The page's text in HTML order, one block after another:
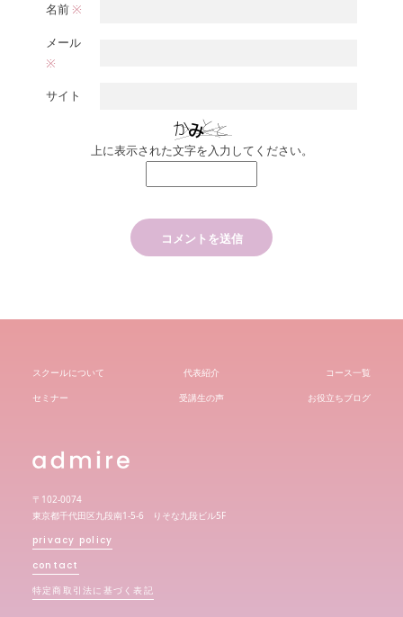
名前 ※
メール
※
サイト
上に表示された文字を入力してください。
スクールについて 代表紹介
コース一覧
セミナー
受講生の声 お役立ちブログ
〒102-0074
東京都千代田区九段南1-5-6 りそな九段ビル5F
privacy policy
contact
特定商取引法に基づく表記